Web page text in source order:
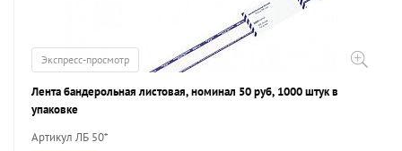
Экспресс-просмотр
Лента бандерольная листовая, номинал 50 руб, 1000 штук в
упаковке
Артикул ЛБ 50*